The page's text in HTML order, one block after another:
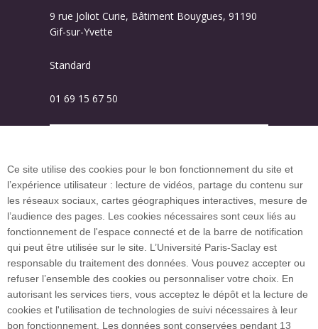
9 rue Joliot Curie, Bâtiment Bouygues, 91190
Gif-sur-Yvette
Standard
01 69 15 67 50
Plan du site
Investissement d’avenir (CGI)
Accueil des publics internationaux
Ce site utilise des cookies pour le bon fonctionnement du site et
l’expérience utilisateur : lecture de vidéos, partage du contenu sur
les réseaux sociaux, cartes géographiques interactives, mesure de
l’audience des pages. Les cookies nécessaires sont ceux liés au
fonctionnement de l'espace connecté et de la barre de notification
qui peut être utilisée sur le site. L’Université Paris-Saclay est
responsable du traitement des données. Vous pouvez accepter ou
refuser l’ensemble des cookies ou personnaliser votre choix. En
autorisant les services tiers, vous acceptez le dépôt et la lecture de
cookies et l'utilisation de technologies de suivi nécessaires à leur
bon fonctionnement. Les données sont conservées pendant 13